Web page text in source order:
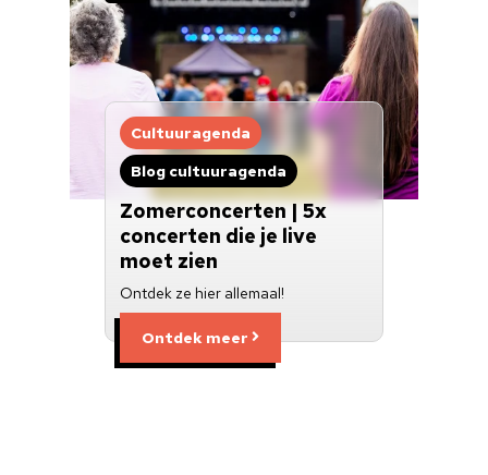
Cultuuragenda
Blog cultuuragenda
Zomerconcerten | 5x
concerten die je live
moet zien
Ontdek ze hier allemaal!
Ontdek meer